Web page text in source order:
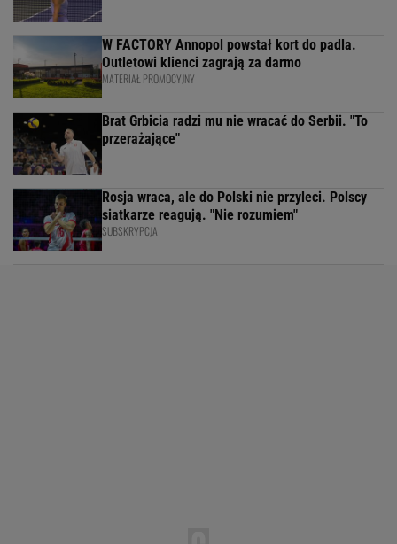
W FACTORY Annopol powstał kort do padla.
Outletowi klienci zagrają za darmo
MATERIAŁ PROMOCYJNY
Brat Grbicia radzi mu nie wracać do Serbii. "To
przerażające"
Rosja wraca, ale do Polski nie przyleci. Polscy
siatkarze reagują. "Nie rozumiem"
SUBSKRYPCJA